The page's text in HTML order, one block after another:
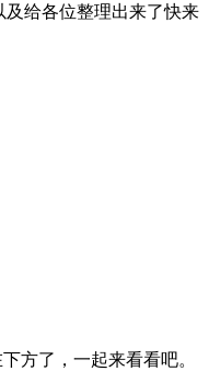
给各位整理出来了快来
方了，一起来看看吧。